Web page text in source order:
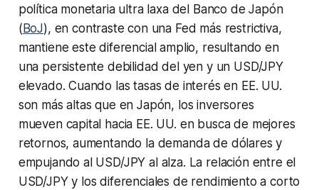
política monetaria ultra laxa del Banco de Japón
( BoJ), en contraste con una Fed más restrictiva,
mantiene este diferencial amplio, resultando en
una persistente debilidad del yen y un USD/JPY
elevado. Cuando las tasas de interés en EE. UU.
son más altas que en Japón, los inversores
mueven capital hacia EE. UU. en busca de mejores
retornos, aumentando la demanda de dólares y
empujando al USD/JPY al alza. La relación entre el
USD/JPY y los diferenciales de rendimiento a corto